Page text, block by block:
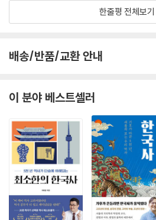
한줄평 전체보기
배송/반품/교환 안내
이 분야 베스트셀러